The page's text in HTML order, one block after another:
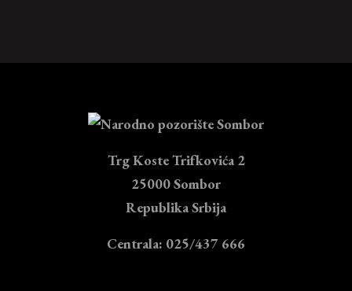
Trg Koste Trifkovića 2
25000 Sombor
Republika Srbija
Centrala: 025/437 666